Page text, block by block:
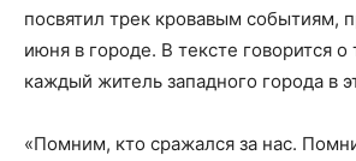
посвятил трек кровавым событиям,
июня в городе. В тексте говорится
каждый житель западного города в
«Помним, кто сражался за нас.